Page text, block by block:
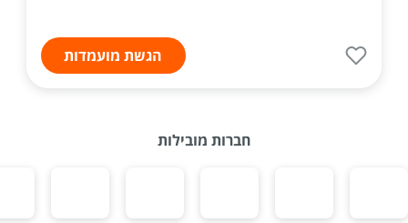
הגשת מועמדות
חברות מובילות